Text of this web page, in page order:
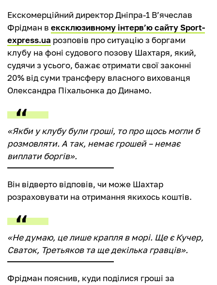
Екскомерційний директор Дніпра-1 В’ячеслав
Фрідман в ексклюзивному інтерв’ю сайту Sport-
express.ua розповів про ситуацію з боргами
клубу на фоні судового позову Шахтаря, який,
судячи з усього, бажає отримати свої законні
20% від суми трансферу власного вихованця
Олександра Піхальонка до Динамо.
«Якби у клубу були гроші, то про щось могли б
розмовляти. А так, немає грошей – немає
виплати боргів».
Він відверто відповів, чи може Шахтар
розраховувати на отримання якихось коштів.
«Не думаю, це лише крапля в морі. Ще є Кучер,
Сваток, Третьяков та ще декілька гравців».
Фрідман пояснив, куди поділися гроші за